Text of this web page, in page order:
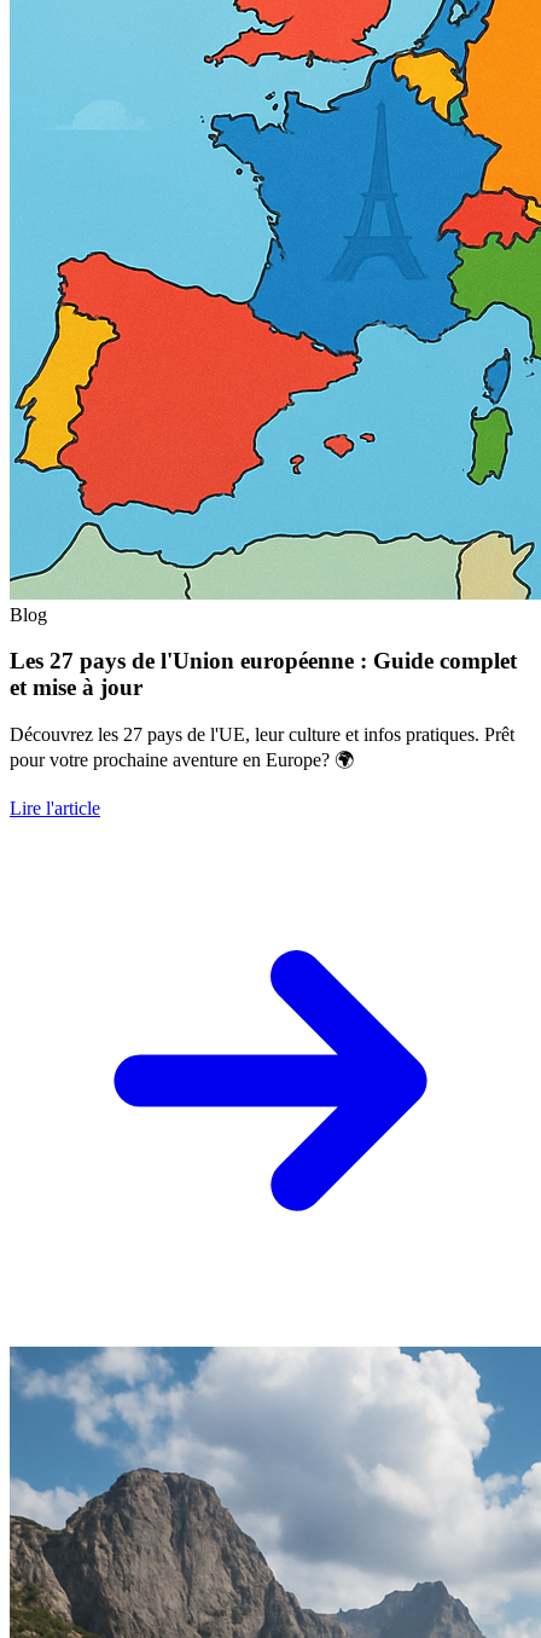
Blog
Les 27 pays de l'Union européenne : Guide complet
et mise à jour
Découvrez les 27 pays de l'UE, leur culture et infos pratiques. Prêt
pour votre prochaine aventure en Europe? 🌍
Lire l'article